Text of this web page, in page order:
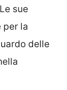
sue
per la
delle